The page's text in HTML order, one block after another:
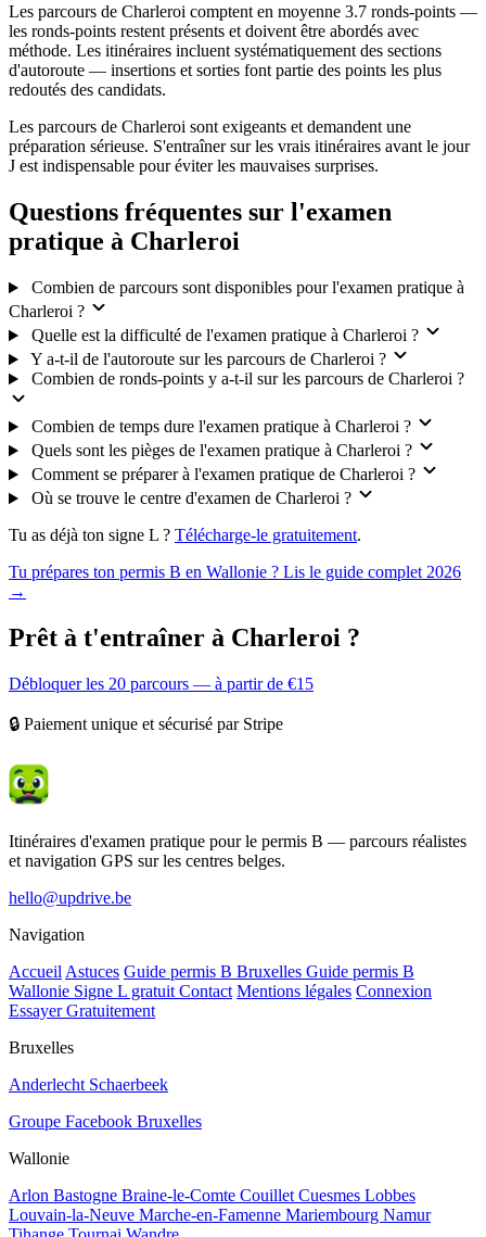
Les parcours de Charleroi comptent en moyenne 3.7 ronds-points —
les ronds-points restent présents et doivent être abordés avec
méthode. Les itinéraires incluent systématiquement des sections
d'autoroute — insertions et sorties font partie des points les plus
redoutés des candidats.
Les parcours de Charleroi sont exigeants et demandent une
préparation sérieuse. S'entraîner sur les vrais itinéraires avant le jour
J est indispensable pour éviter les mauvaises surprises.
Questions fréquentes sur l'examen
pratique à Charleroi
Combien de parcours sont disponibles pour l'examen pratique à
Charleroi ?
Quelle est la difficulté de l'examen pratique à Charleroi ?
Y a-t-il de l'autoroute sur les parcours de Charleroi ?
Combien de ronds-points y a-t-il sur les parcours de Charleroi ?
Combien de temps dure l'examen pratique à Charleroi ?
Quels sont les pièges de l'examen pratique à Charleroi ?
Comment se préparer à l'examen pratique de Charleroi ?
Où se trouve le centre d'examen de Charleroi ?
Tu as déjà ton signe L ? Télécharge-le gratuitement.
Tu prépares ton permis B en Wallonie ? Lis le guide complet 2026
→
Prêt à t'entraîner à Charleroi ?
Débloquer les 20 parcours — à partir de €15
🔒 Paiement unique et sécurisé par Stripe
Itinéraires d'examen pratique pour le permis B — parcours réalistes
et navigation GPS sur les centres belges.
hello@updrive.be
Navigation
Accueil Astuces Guide permis B Bruxelles Guide permis B
Wallonie Signe L gratuit Contact Mentions légales Connexion
Essayer Gratuitement
Bruxelles
Anderlecht Schaerbeek
Groupe Facebook Bruxelles
Wallonie
Arlon Bastogne Braine-le-Comte Couillet Cuesmes Lobbes
Louvain-la-Neuve Marche-en-Famenne Mariembourg Namur